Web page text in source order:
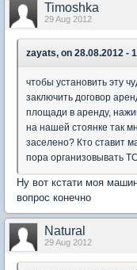
Timoshka
29 Aug 2012
zayats, on 28.08.2012 -
чтобы установить эту
заключить договор
площади в аренду,
на нашей стоянке так
заселено? Кто ставит
пора организовывать
Ну вот кстати моя
вопрос конечно
Natural
29 Aug 2012